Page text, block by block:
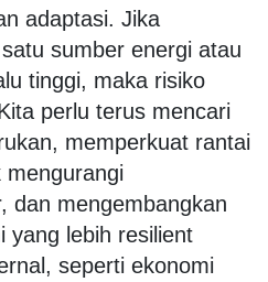
adaptasi. Jika
sumber energi atau
tinggi, maka risiko
perlu terus mencari
memperkuat rantai
dan mengembangkan
yang lebih resilient
seperti ekonomi